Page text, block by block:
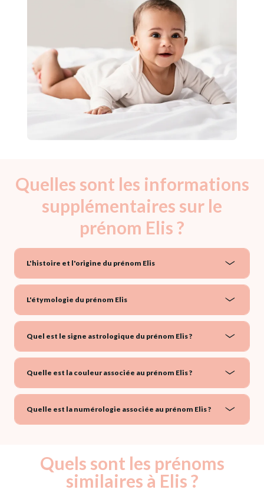
Quelles sont les informations
supplémentaires sur le
prénom Elis ?
L'histoire et l'origine du prénom Elis
L'étymologie du prénom Elis
Quel est le signe astrologique du prénom Elis ?
Quelle est la couleur associée au prénom Elis ?
Quelle est la numérologie associée au prénom Elis ?
Quels sont les prénoms
similaires à Elis ?